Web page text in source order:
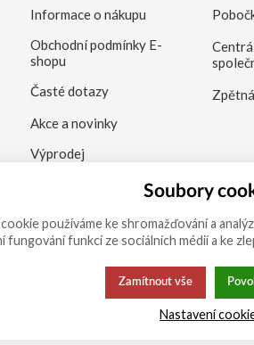
Informace o nákupu
Obchodní podmínky E-
shopu
Časté dotazy
Akce a novinky
Výprodej
Soubory
používáme ke shromažďování a
fungování funkcí ze sociálních médií a ke
Zamítnout vše
Nastavení